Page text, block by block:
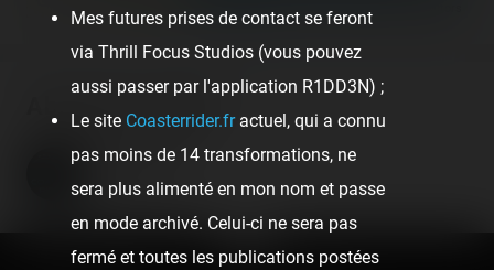
OpenStreetMap contributors
About the author
Coasterrider
Fondateur
Mes futures prises de contact se feront
via Thrill Focus Studios (vous pouvez
aussi passer par l'application R1DD3N) ;
Le site Coasterrider.fractuel, qui a connu
pas moins de 14 transformations, ne
sera plus alimenté en mon nom et passe
en mode archivé. Celui-ci ne sera pas
fermé et toutes les publications postées